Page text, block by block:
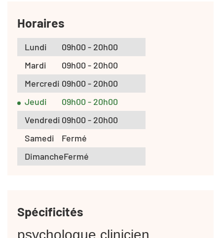
Horaires
Lundi
09h00 - 20h00
Mardi
09h00 - 20h00
Mercredi 09h00 - 20h00
Jeudi
09h00 - 20h00
Vendredi 09h00 - 20h00
Samedi
Fermé
DimancheFermé
Spécificités
psychologue clinicien